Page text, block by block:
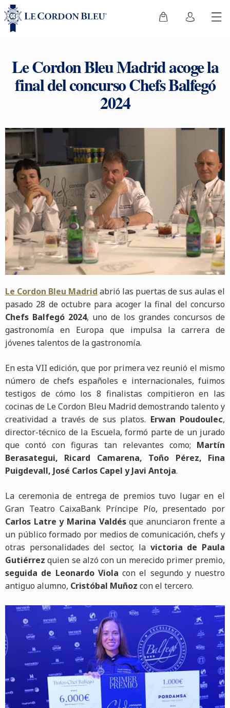
Le Cordon Bleu Madrid acoge la
final del concurso Chefs Balfegó
2024
Le Cordon Bleu Madrid abrió las puertas de sus aulas el
pasado 28 de octubre para acoger la final del concurso
Chefs Balfegó 2024, uno de los grandes concursos de
gastronomía en Europa que impulsa la carrera de
jóvenes talentos de la gastronomía.
En esta VII edición, que por primera vez reunió el mismo
número de chefs españoles e internacionales, fuimos
testigos de cómo los 8 finalistas compitieron en las
cocinas de Le Cordon Bleu Madrid demostrando talento y
creatividad a través de sus platos. Erwan Poudoulec,
director-técnico de la Escuela, formó parte de un jurado
que contó con figuras tan relevantes como; Martín
Berasategui, Ricard Camarena, Toño Pérez, Fina
Puigdevall, José Carlos Capel y Javi Antoja.
La ceremonia de entrega de premios tuvo lugar en el
Gran Teatro CaixaBank Príncipe Pío, presentado por
Carlos Latre y Marina Valdésque anunciaron frente a
un público formado por medios de comunicación, chefs y
otras personalidades del sector, la victoria de Paula
Gutiérrezquien se alzó con un merecido primer premio,
seguida de Leonardo Viola con el segundo y nuestro
antiguo alumno, Cristóbal Muñoz con el tercero.